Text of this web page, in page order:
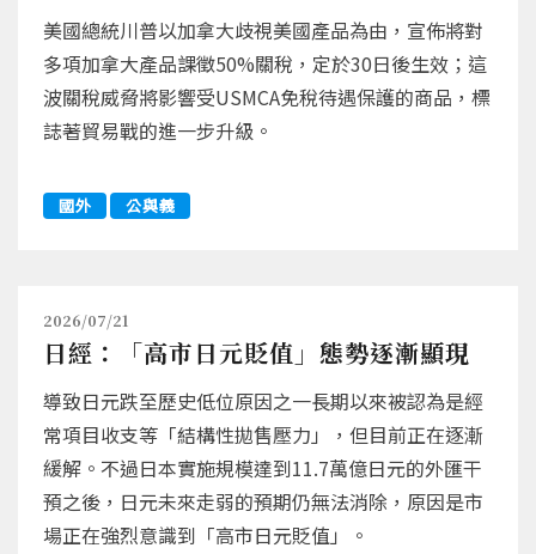
美國總統川普以加拿大歧視美國產品為由，宣佈將對
多項加拿大產品課徵50%關稅，定於30日後生效；這
波關稅威脅將影響受USMCA免稅待遇保護的商品，標
誌著貿易戰的進一步升級。
國外 公與義
2026/07/21
日經：「高市日元貶值」態勢逐漸顯現
導致日元跌至歷史低位原因之一長期以來被認為是經
常項目收支等「結構性拋售壓力」，但目前正在逐漸
緩解。不過日本實施規模達到11.7萬億日元的外匯干
預之後，日元未來走弱的預期仍無法消除，原因是市
場正在強烈意識到「高市日元貶值」。